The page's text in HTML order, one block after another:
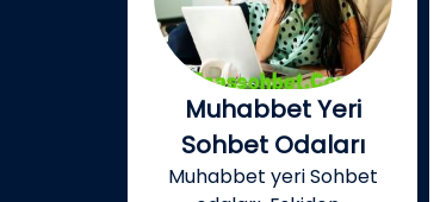
Muhabbet Yeri
Sohbet Odaları
Muhabbet yeri Sohbet